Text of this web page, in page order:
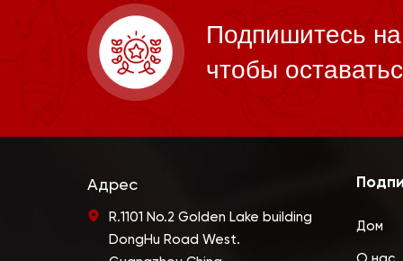
Подпишитесь
чтобы
Адрес
R.1101 No.2 Golden Lake building
DongHu Road West.
Дом